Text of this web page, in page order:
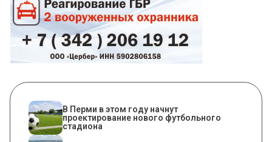
В Перми в этом году начнут
проектирование нового футбольного
стадиона